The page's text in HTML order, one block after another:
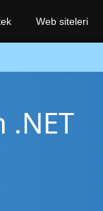
Web siteleri